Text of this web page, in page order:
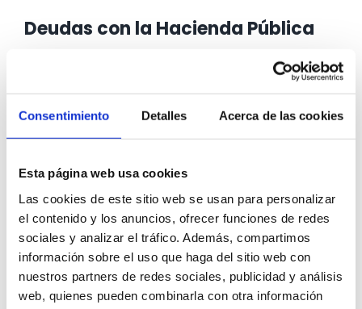
Consentimiento Detalles Acerca de las cookies
Esta página web usa cookies
Las cookies de este sitio web se usan para personalizar
el contenido y los anuncios, ofrecer funciones de redes
sociales y analizar el tráfico. Además, compartimos
información sobre el uso que haga del sitio web con
nuestros partners de redes sociales, publicidad y análisis
web, quienes pueden combinarla con otra información
Deudas con la Hacienda Pública
Una de las actualizaciones más recientes en la
Ley de Segunda Oportunidad establece que las
deudas con la Hacienda Pública solo se pueden
cancelar hasta un límitemáximo de 10,000€.
la parte restante de la deuda después de haber
solicitado la cancelación bajo esta ley.
Deudas con la Seguridad Social
Al igual que con las deudas con la Hacienda
Pública, las deudas con la Seguridad Social
también están sujetas al límite máximo de
cancelación de 10,000€ bajo la Ley de Segunda